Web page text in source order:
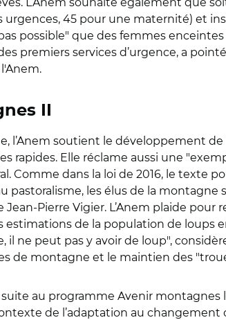
urgences, 45 pour une maternité) et
possible" que des femmes
premiers services d’urgence, a
II
l’Anem soutient le développement
rapides. Elle réclame aussi une
Comme dans la loi de 2016, le texte
pastoralisme, les élus de la
Jean-Pierre Vigier. L’Anem plaide
de la population de loups
il ne peut pas y avoir de loup",
de montagne et le maintien des
au programme Avenir
de l’adaptation au